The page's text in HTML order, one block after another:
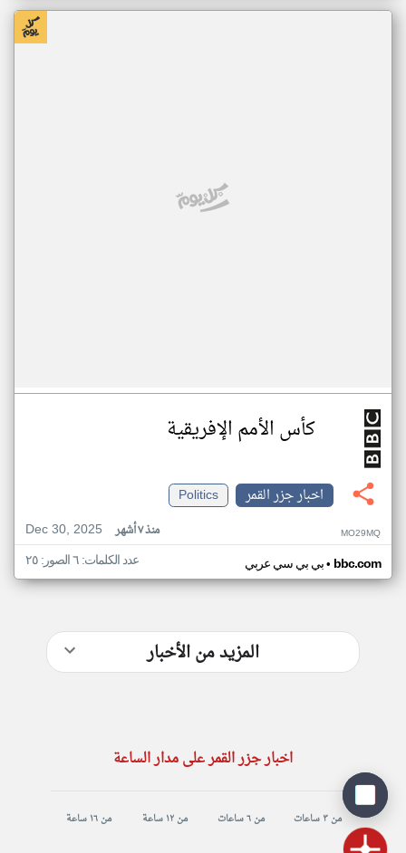
كأس الأمم الإفريقية
اخبار جزر القمر
Politics
Dec 30, 2025
منذ ٧ أشهر MO29MQ
بي بي سي عربي• bbc.com عدد الكلمات: ٦ الصور: ٢٥
المزيد من الأخبار
اخبار جزر القمر على مدار الساعة
من ٣ ساعات من ٦ ساعات من ١٢ ساعة من ١٦ ساعة